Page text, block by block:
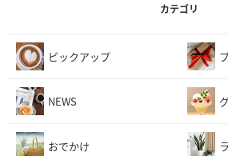
カテゴリ
ピックアップ
NEWS
おでかけ